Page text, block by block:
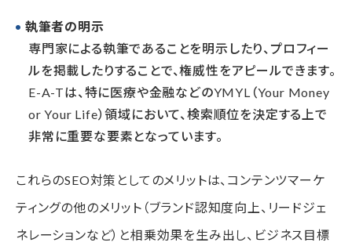
執筆者の明示
専門家による執筆であることを明示したり、プロフィー
ルを掲載したりすることで、権威性をアピールできます。
E-A-Tは、特に医療や金融などのYMYL（Your Money
or Your Life）領域において、検索順位を決定する上で
非常に重要な要素となっています。
これらのSEO対策としてのメリットは、コンテンツマーケ
ティングの他のメリット（ブランド認知度向上、リードジェ
ネレーションなど）と相乗効果を生み出し、ビジネス目標